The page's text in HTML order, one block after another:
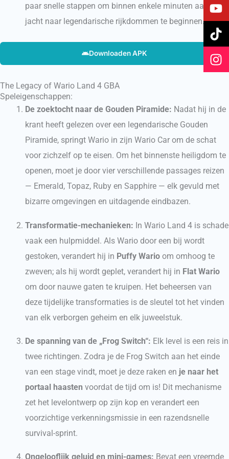
paar snelle stappen om binnen enkele minuten aan je
jacht naar legendarische rijkdommen te beginnen.
Downloaden APK
The Legacy of Wario Land 4 GBA
Speleigenschappen:
De zoektocht naar de Gouden Piramide: Nadat hij in de
krant heeft gelezen over een legendarische Gouden
Piramide, springt Wario in zijn Wario Car om de schat
voor zichzelf op te eisen. Om het binnenste heiligdom te
openen, moet je door vier verschillende passages reizen
— Emerald, Topaz, Ruby en Sapphire — elk gevuld met
bizarre omgevingen en uitdagende eindbazen.
Transformatie-mechanieken: In Wario Land 4 is schade
vaak een hulpmiddel. Als Wario door een bij wordt
gestoken, verandert hij in Puffy Wario om omhoog te
zweven; als hij wordt geplet, verandert hij in Flat Wario
om door nauwe gaten te kruipen. Het beheersen van
deze tijdelijke transformaties is de sleutel tot het vinden
van elk verborgen geheim en elk juweelstuk.
De spanning van de „Frog Switch“: Elk level is een reis in
twee richtingen. Zodra je de Frog Switch aan het einde
van een stage vindt, moet je deze raken en je naar het
portaal haasten voordat de tijd om is! Dit mechanisme
zet het levelontwerp op zijn kop en verandert een
voorzichtige verkenningsmissie in een razendsnelle
survival-sprint.
Ongelooflijk geluid en mini-games: Bevat een vreemde
e
b
o
o
k
t
u
b
e
t
o
k
t
a
g
r
a